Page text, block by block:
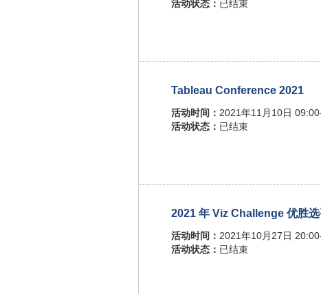
活动状态： 已结束
Tableau Conference 2021
活动时间： 2021年11月10日
活动状态： 已结束
2021 年 Viz Challenge 优胜
活动时间： 2021年10月27日
活动状态： 已结束